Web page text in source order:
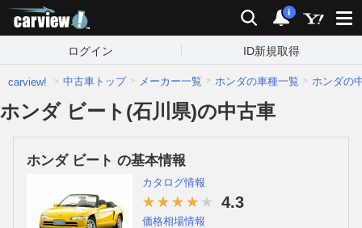
検索 通知
i
ログイン ID新規取得
carview! 中古車トップ メーカー一覧 ホンダの車種一覧 ホンダの
ホンダ ビート(石川県)の中古車
ホンダ ビート の基本情報
カタログ情報
4.3
価格相場情報